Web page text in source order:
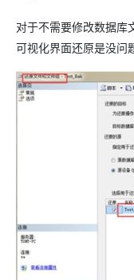
对于不需要修改数据库
可视化界面还原是没问